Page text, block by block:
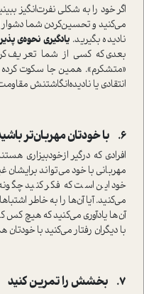
اگر خود را به شکلی نفرت‌انگیز
می‌کنید و تحسین‌کردن شما
نادیده بگیرید. یادگیری نحوه‌ی
بعدی که کسی از شما تعریف
«متشکرم». همین جا سکوت کرده
انتقادی یا نادیده‌انگاشتنش
6. با خودتان مهربان‌تر
افرادی که درگیر از‌خودبیزاری
مهربانی با خود می‌تواند برایشان
خود این است که فکر کنید
می‌کنید. آیا آن‌ها را به خاطر
آن‌ها یادآوری می‌کنید که هیچ
با دیگران رفتار می‌کنید با خودتان
7. بخشش را تمرین کنید